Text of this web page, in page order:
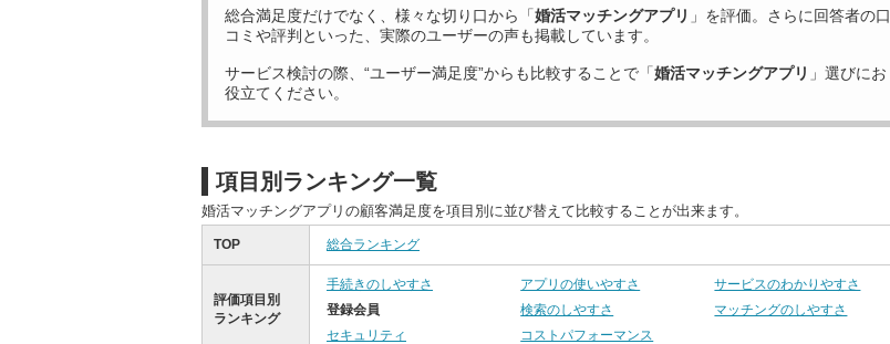
総合満足度だけでなく、様々な切り口から「婚活マッチングアプリ 」を評価。さらに回答者の口
コミや評判といった、実際のユーザーの声も掲載しています。
サービス検討の際、“ユーザー満足度”からも比較することで「婚活マッチングアプリ 」選びにお
役立てください。
項目別ランキング一覧
婚活マッチングアプリの顧客満足度を項目別に並び替えて比較することが出来ます。
TOP 総合ランキング
評価項目別
ランキング
手続きのしやすさ アプリの使いやすさ
サービスのわかりやすさ
登録会員
検索のしやすさ
マッチングのしやすさ
セキュリティ
コストパフォーマンス